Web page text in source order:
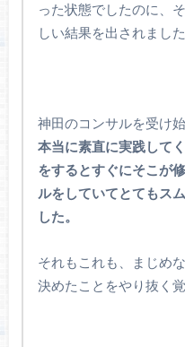
った状態でしたのに、
しい結果を出されました
神田のコンサルを受け始
本当に素直に実践して
をするとすぐにそこが
ルをしていてとてもス
した。
それもこれも、まじめ
決めたことをやり抜く